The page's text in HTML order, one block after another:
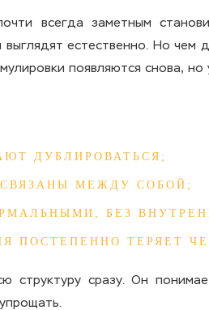
всегда заметным
естественно. Но чем
появляются снова, но
ДУБЛИРОВАТЬСЯ;
МЕЖДУ СОБОЙ;
БЕЗ
ПОСТЕПЕННО ТЕРЯЕТ
структуру сразу. Он